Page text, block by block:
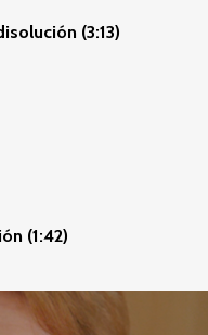
(3:13)
(1:42)